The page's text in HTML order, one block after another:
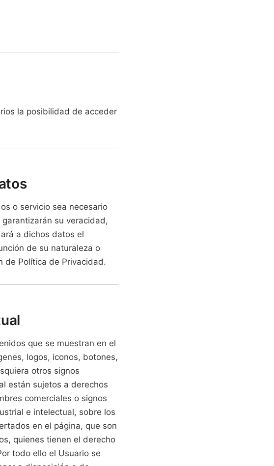
la posibilidad de acceder
o servicio sea necesario
su veracidad,
a dichos datos el
de su naturaleza o
de Política de Privacidad.
que se muestran en el
logos, iconos, botones,
otros signos
están sujetos a derechos
comerciales o signos
e intelectual, sobre los
en el página, que son
quienes tienen el derecho
todo ello el Usuario se